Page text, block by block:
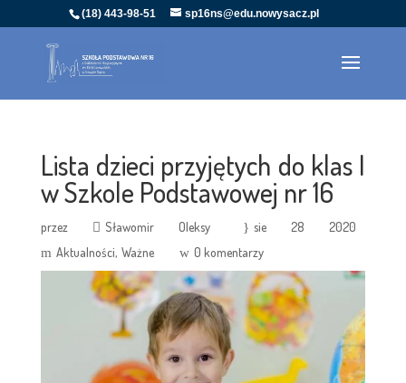
(18) 443-98-51 sp16ns@edu.nowysacz.pl
Lista dzieci przyjętych do klas I
w Szkole Podstawowej nr 16
przez Sławomir Oleksy
sie 28 2020
Aktualności Ważne 0 komentarzy